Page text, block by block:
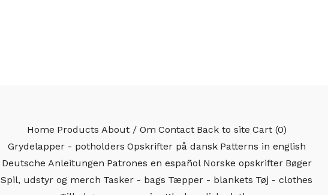
Home Products About / Om Contact Back to site Cart (0)
Grydelapper - potholders Opskrifter på dansk Patterns in english
Deutsche Anleitungen Patrones en español Norske opskrifter Bøger
Spil, udstyr og merch Tasker - bags Tæpper - blankets Tøj - clothes